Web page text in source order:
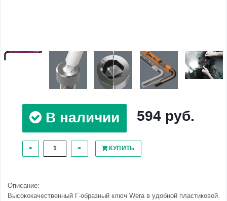
В наличии 594 руб.
< > КУПИТЬ
Описание:
Высококачественный Г-образный ключ Wera в удобной пластиковой